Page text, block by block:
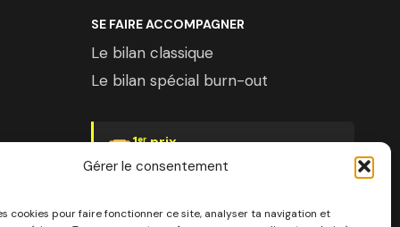
Gérer le consentement
cookies pour faire fonctionner ce site, analyser ta navigation et
SE FAIRE ACCOMPAGNER
Le bilan classique
Le bilan spécial burn-out
1erprix
Psychologies Magazine